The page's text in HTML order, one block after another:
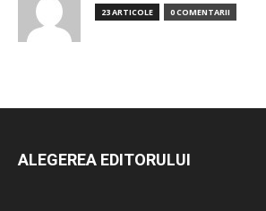
23 ARTICOLE 0 COMENTARII
ALEGEREA EDITORULUI